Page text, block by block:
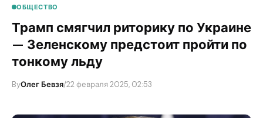
ОБЩЕСТВО
Трамп смягчил риторику по Украине
— Зеленскому предстоит пройти по
тонкому льду
ByОлег Бевзя/22 февраля 2025, 02:53